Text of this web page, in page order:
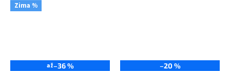
Zima %
až–36 % –20 %